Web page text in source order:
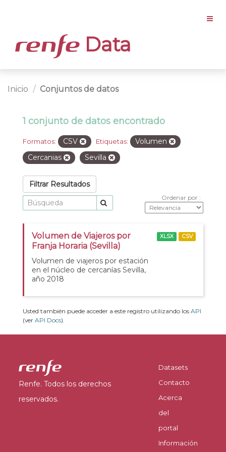
Data
Inicio Conjuntos de datos
1 conjunto de datos encontrado
Formatos: CSV Etiquetas:
Volumen
Cercanias
Sevilla
Filtrar Resultados
Ordenar por
Volumen de Viajeros por
Franja Horaria (Sevilla)
Volumen de viajeros por estación
en el núcleo de cercanías Sevilla,
año 2018
XLSX CSV
Usted también puede acceder a este registro utilizando los API
(ver API Docs).
Renfe. Todos los derechos
reservados.
Datasets
Contacto
Acerca
del
portal
Información